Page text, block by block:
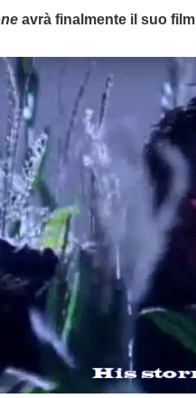
avrà finalmente il suo film